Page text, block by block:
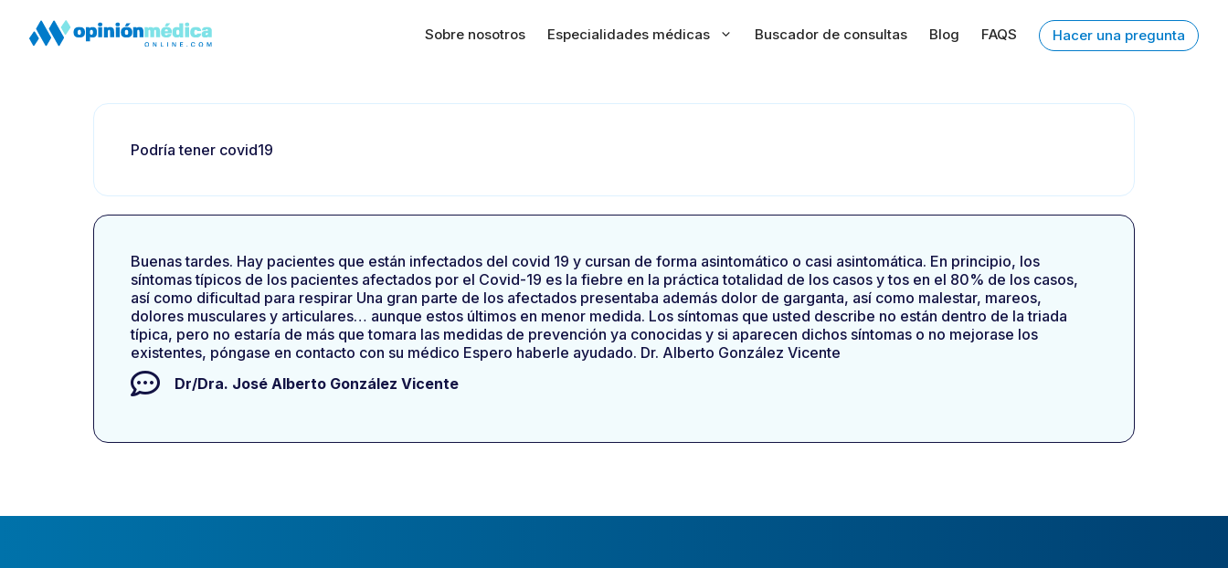
Sobre nosotros Especialidades médicas Buscador de consultas Blog FAQS Hacer una pregunta
Podría tener covid19
Buenas tardes. Hay pacientes que están infectados del covid 19 y cursan de forma asintomático o casi asintomática. En principio, los
síntomas típicos de los pacientes afectados por el Covid-19 es la fiebre en la práctica totalidad de los casos y tos en el 80% de los casos,
así como dificultad para respirar Una gran parte de los afectados presentaba además dolor de garganta, así como malestar, mareos,
dolores musculares y articulares… aunque estos últimos en menor medida. Los síntomas que usted describe no están dentro de la triada
típica, pero no estaría de más que tomara las medidas de prevención ya conocidas y si aparecen dichos síntomas o no mejorase los
existentes, póngase en contacto con su médico Espero haberle ayudado. Dr. Alberto González Vicente
Dr/Dra. José Alberto González Vicente